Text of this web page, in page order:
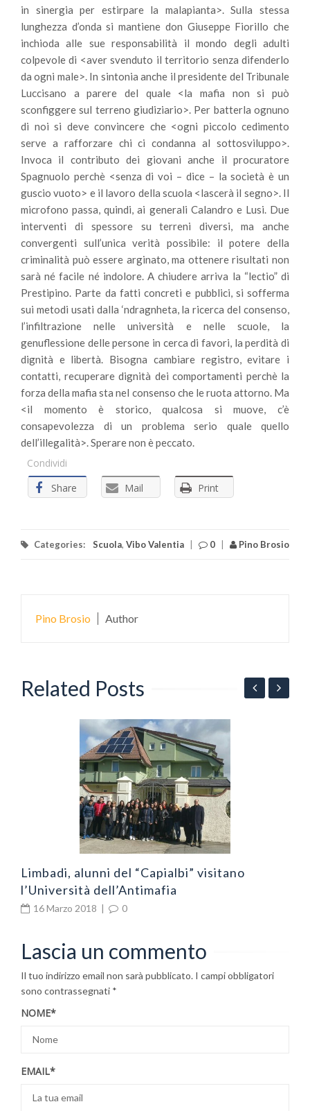
in sinergia per estirpare la malapianta>. Sulla stessa
lunghezza d’onda si mantiene don Giuseppe Fiorillo che
inchioda alle sue responsabilità il mondo degli adulti
colpevole di <aver svenduto il territorio senza difenderlo
da ogni male>. In sintonia anche il presidente del Tribunale
Luccisano a parere del quale <la mafia non si può
sconfiggere sul terreno giudiziario>. Per batterla ognuno
di noi si deve convincere che <ogni piccolo cedimento
serve a rafforzare chi ci condanna al sottosviluppo>.
Invoca il contributo dei giovani anche il procuratore
Spagnuolo perchè <senza di voi – dice – la società è un
guscio vuoto> e il lavoro della scuola <lascerà il segno>. Il
microfono passa, quindi, ai generali Calandro e Lusi. Due
interventi di spessore su terreni diversi, ma anche
convergenti sull’unica verità possibile: il potere della
criminalità può essere arginato, ma ottenere risultati non
sarà né facile né indolore. A chiudere arriva la “lectio” di
Prestipino. Parte da fatti concreti e pubblici, si sofferma
sui metodi usati dalla ‘ndragnheta, la ricerca del consenso,
l’infiltrazione nelle università e nelle scuole, la
genuflessione delle persone in cerca di favori, la perdità di
dignità e libertà. Bisogna cambiare registro, evitare i
contatti, recuperare dignità dei comportamenti perchè la
forza della mafia sta nel consenso che le ruota attorno. Ma
<il momento è storico, qualcosa si muove, c’è
consapevolezza di un problema serio quale quello
dell’illegalità>. Sperare non è peccato.
Condividi
Share
Mail Print
Categories: Scuola, Vibo Valentia 0 Pino Brosio
Pino Brosio Author
Related Posts
Limbadi, alunni del “Capialbi” visitano
l’Università dell’Antimafia
16 Marzo 2018 | 0
Lascia un commento
Il tuo indirizzo email non sarà pubblicato. I campi obbligatori
sono contrassegnati *
NOME*
EMAIL*